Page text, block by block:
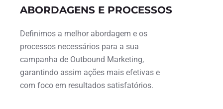
ABORDAGENS E PROCESSOS
Definimos a melhor abordagem e os
processos necessários para a sua
campanha de Outbound Marketing,
garantindo assim ações mais efetivas e
com foco em resultados satisfatórios.